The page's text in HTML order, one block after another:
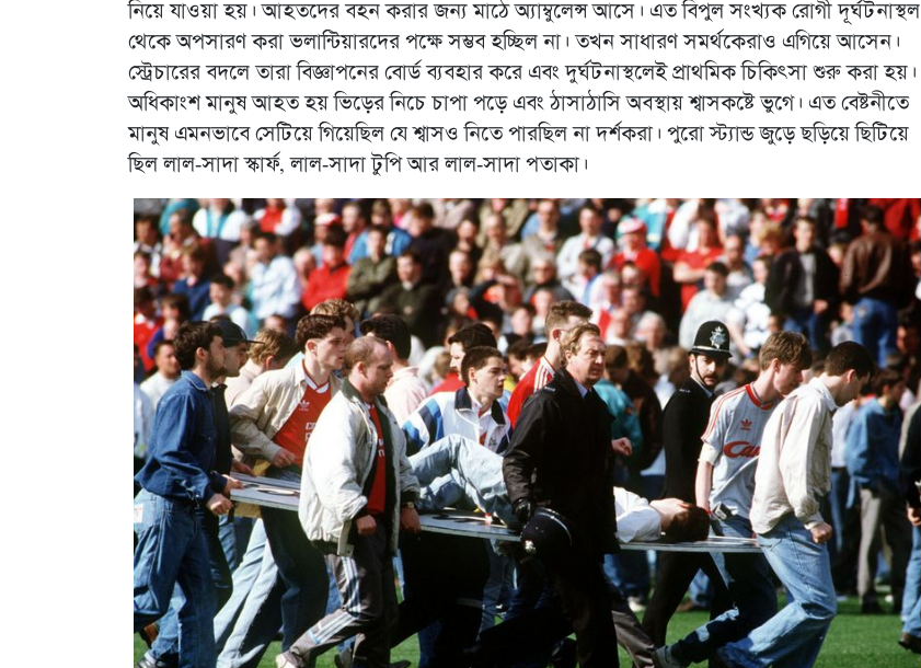
নিয়ে যাওয়া হয়। আহতদের বহন করার জন্য মাঠে অ্যাম্বুলেন্স আসে। এত বিপুল সংখ্যক রোগী দূর্ঘটনাস্থল
থেকে অপসারণ করা ভলান্টিয়ারদের পক্ষে সম্ভব হচ্ছিল না। তখন সাধারণ সমর্থকেরাও এগিয়ে আসেন।
স্ট্রেচারের বদলে তারা বিজ্ঞাপনের বোর্ড ব্যবহার করে এবং দুর্ঘটনাস্থলেই প্রাথমিক চিকিৎসা শুরু করা হয়।
অধিকাংশ মানুষ আহত হয় ভিড়ের নিচে চাপা পড়ে এবং ঠাসাঠাসি অবস্থায় শ্বাসকষ্টে ভুগে। এত বেষ্টনীতে
মানুষ এমনভাবে সেটিয়ে গিয়েছিল যে শ্বাসও নিতে পারছিল না দর্শকরা। পুরো স্ট্যান্ড জুড়ে ছড়িয়ে ছিটিয়ে
ছিল লাল-সাদা স্কার্ফ, লাল-সাদা টুপি আর লাল-সাদা পতাকা।